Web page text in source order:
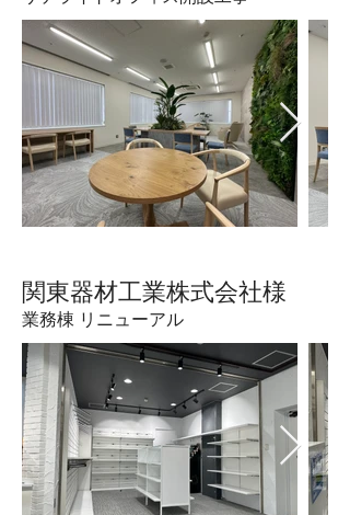
​関東器材工業株式会社様
業務棟 リニューアル